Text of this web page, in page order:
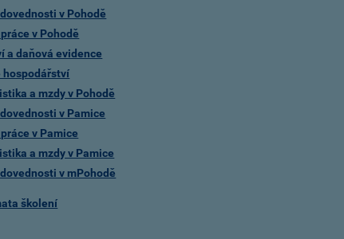
v Pohodě
v Pohodě
a daňová evidence
hospodářství
a mzdy v Pohodě
v Pamice
v Pamice
a mzdy v Pamice
v mPohodě
školení